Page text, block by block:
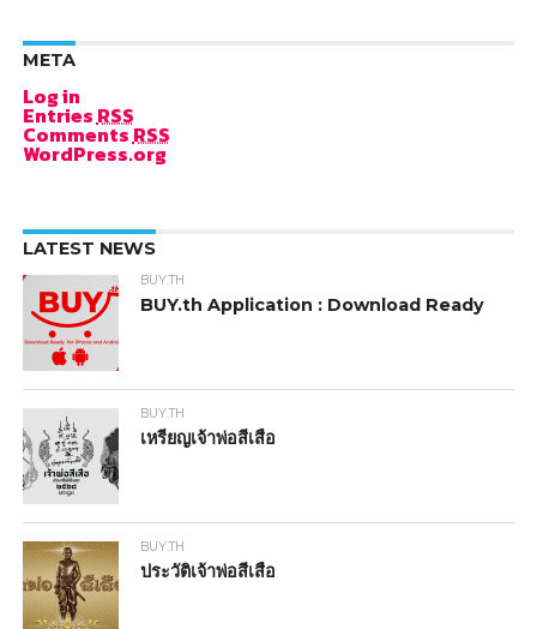
META
Log in
EntriesRSS
CommentsRSS
WordPress.org
LATEST NEWS
BUY.TH
BUY.th Application : Download Ready
BUY.TH
เหรียญเจ้าพ่อสีเสือ
BUY.TH
ประวัติเจ้าพ่อสีเสือ